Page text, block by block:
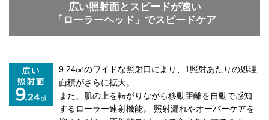
広い照射面とスピードが速い
「ローラーヘッド」でスピードケア
9.24㎠のワイドな照射口により、1照射あたりの処理
面積がさらに拡大。
また、肌の上を転がりながら移動距離を自動で感知
するローラー連射機能。 照射漏れやオーバーケアを